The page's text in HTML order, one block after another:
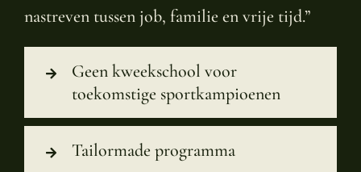
nastreven tussen job, familie en vrije tijd.”
Geen kweekschool voor
toekomstige sportkampioenen
Tailormade programma